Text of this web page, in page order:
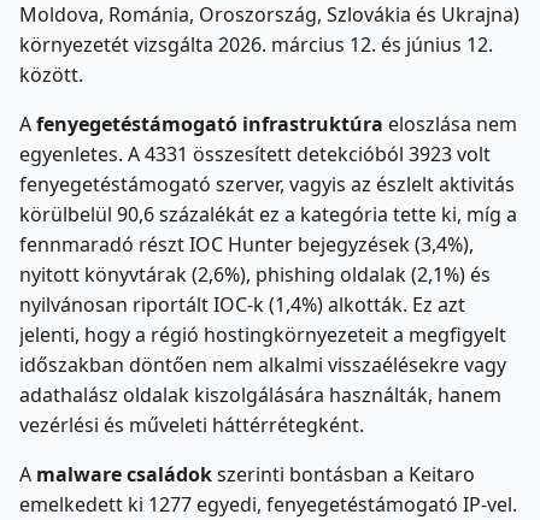
Moldova, Románia, Oroszország, Szlovákia és Ukrajna)
környezetét vizsgálta 2026. március 12. és június 12.
között.
Afenyegetéstámogató infrastruktúra eloszlása nem
egyenletes. A 4331 összesített detekcióból 3923 volt
fenyegetéstámogató szerver, vagyis az észlelt aktivitás
körülbelül 90,6 százalékát ez a kategória tette ki, míg a
fennmaradó részt IOC Hunter bejegyzések (3,4%),
nyitott könyvtárak (2,6%), phishing oldalak (2,1%) és
nyilvánosan riportált IOC-k (1,4%) alkották. Ez azt
jelenti, hogy a régió hostingkörnyezeteit a megfigyelt
időszakban döntően nem alkalmi visszaélésekre vagy
adathalász oldalak kiszolgálására használták, hanem
vezérlési és műveleti háttérrétegként.
A malware családokszerinti bontásban a Keitaro
emelkedett ki 1277 egyedi, fenyegetéstámogató IP-vel.